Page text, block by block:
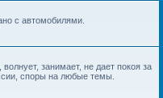
с автомобилями.
занимает, не дает покоя за
споры на любые темы.